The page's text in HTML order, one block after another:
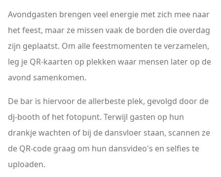
Avondgasten brengen veel energie met zich mee naar
het feest, maar ze missen vaak de borden die overdag
zijn geplaatst. Om alle feestmomenten te verzamelen,
leg je QR-kaarten op plekken waar mensen later op de
avond samenkomen.
De bar is hiervoor de allerbeste plek, gevolgd door de
dj-booth of het fotopunt. Terwijl gasten op hun
drankje wachten of bij de dansvloer staan, scannen ze
de QR-code graag om hun dansvideo's en selfies te
uploaden.